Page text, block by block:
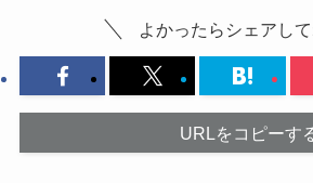
よかったらシェアして
URLをコピーす